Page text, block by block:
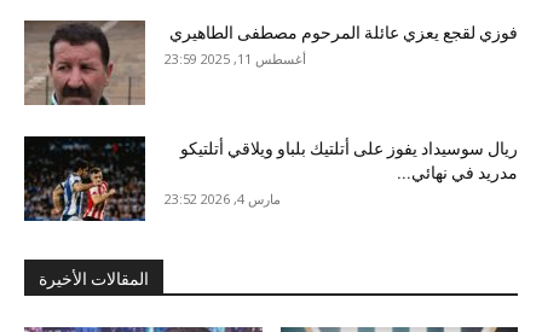
فوزي لقجع يعزي عائلة المرحوم مصطفى الطاهيري
أغسطس 11, 2025 23:59
ريال سوسيداد يفوز على أتلتيك بلباو ويلاقي أتلتيكو
مدريد في نهائي...
مارس 4, 2026 23:52
المقالات الأخيرة